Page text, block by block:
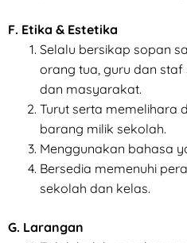
F. Etika & Estetika
Selalu bersikap sopan
orang tua, guru dan
dan masyarakat.
Turut serta memelihara
barang milik sekolah.
Menggunakan bahasa
Bersedia memenuhi
sekolah dan kelas.
G. Larangan